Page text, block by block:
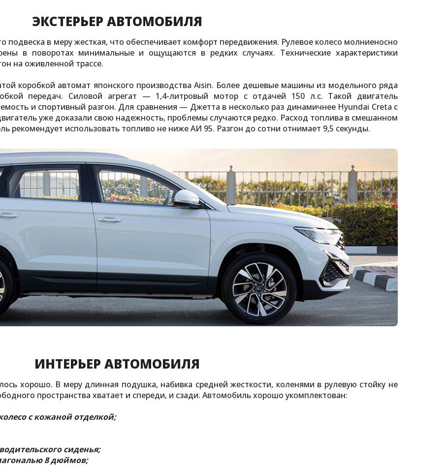
ЭКСТЕРЬЕР АВТОМОБИЛЯ
подвеска в меру жесткая, что обеспечивает комфорт передвижения. Рулевое колесо молниеносно
в поворотах минимальные и ощущаются в редких случаях. Технические характеристики
на оживленной трассе.
коробкой автомат японского производства Aisin. Более дешевые машины из модельного ряда
передач. Силовой агрегат — 1,4-литровый мотор с отдачей 150 л.с. Такой двигатель
и спортивный разгон. Для сравнения — Джетта в несколько раз динамичнее Hyundai Creta с
уже доказали свою надежность, проблемы случаются редко. Расход топлива в смешанном
рекомендует использовать топливо не ниже АИ 95. Разгон до сотни отнимает 9,5 секунды.
ИНТЕРЬЕР АВТОМОБИЛЯ
хорошо. В меру длинная подушка, набивка средней жесткости, коленями в рулевую стойку не
пространства хватает и спереди, и сзади. Автомобиль хорошо укомплектован:
с кожаной отделкой;
сиденья;
8 дюймов;